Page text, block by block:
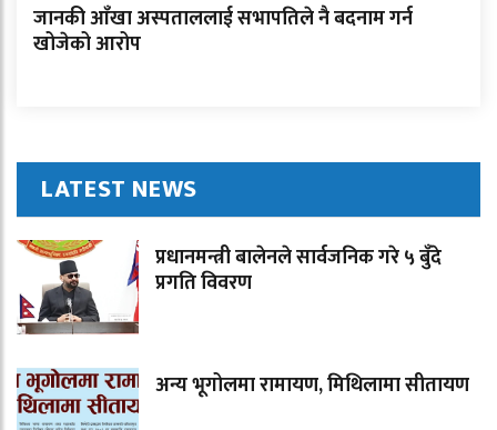
जानकी आँखा अस्पताललाई सभापतिले नै बदनाम गर्न
खोजेको आरोप
LATEST NEWS
प्रधानमन्त्री बालेनले सार्वजनिक गरे ५ बुँदे
प्रगति विवरण
अन्य भूगोलमा रामायण, मिथिलामा सीतायण